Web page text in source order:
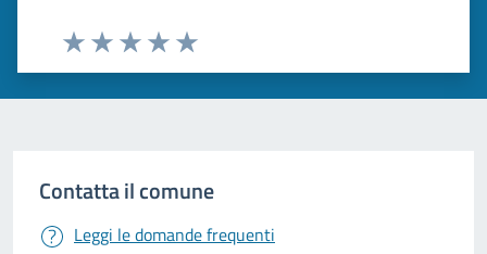
Valuta 5 stelle su 5
Valuta 4 stelle su 5
Valuta 3 stelle su 5
Valuta 2 stelle su 5
Valuta 1 stelle su 5
Contatta il comune
Leggi le domande frequenti